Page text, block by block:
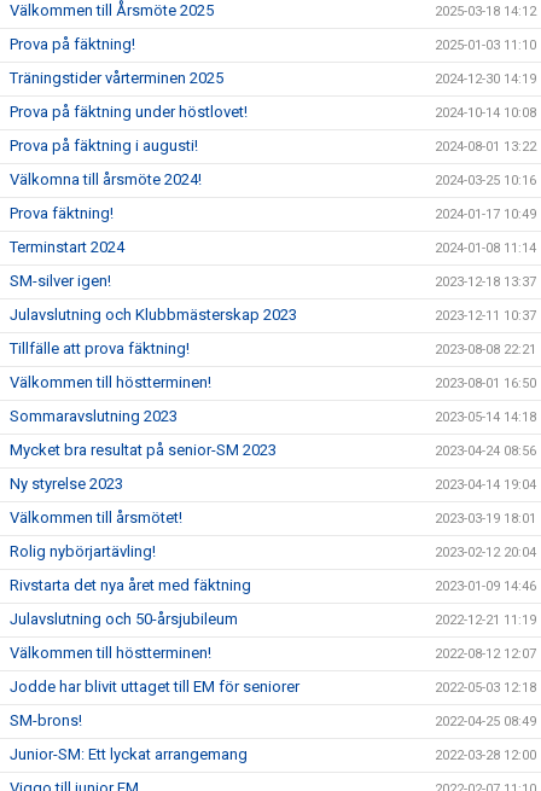
Välkommen till Årsmöte 2025 2025-03-18 14:12
Prova på fäktning! 2025-01-03 11:10
Träningstider vårterminen 2025 2024-12-30 14:19
Prova på fäktning under höstlovet! 2024-10-14 10:08
Prova på fäktning i augusti! 2024-08-01 13:22
Välkomna till årsmöte 2024! 2024-03-25 10:16
Prova fäktning! 2024-01-17 10:49
Terminstart 2024 2024-01-08 11:14
SM-silver igen! 2023-12-18 13:37
Julavslutning och Klubbmästerskap 2023 2023-12-11 10:37
Tillfälle att prova fäktning! 2023-08-08 22:21
Välkommen till höstterminen! 2023-08-01 16:50
Sommaravslutning 2023 2023-05-14 14:18
Mycket bra resultat på senior-SM 2023 2023-04-24 08:56
Ny styrelse 2023 2023-04-14 19:04
Välkommen till årsmötet! 2023-03-19 18:01
Rolig nybörjartävling! 2023-02-12 20:04
Rivstarta det nya året med fäktning 2023-01-09 14:46
Julavslutning och 50-årsjubileum 2022-12-21 11:19
Välkommen till höstterminen! 2022-08-12 12:07
Jodde har blivit uttaget till EM för seniorer 2022-05-03 12:18
SM-brons! 2022-04-25 08:49
Junior-SM: Ett lyckat arrangemang 2022-03-28 12:00